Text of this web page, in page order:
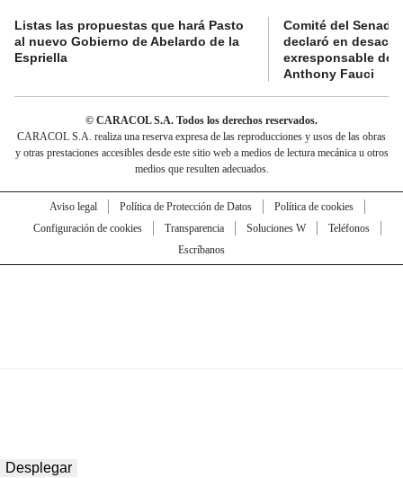
Listas las propuestas que hará Pasto
al nuevo Gobierno de Abelardo de la
Espriella
Comité del Senado
declaró en
exresponsable de
Anthony Fauci
© CARACOL S.A. Todos los derechos reservados.
CARACOL S.A. realiza una reserva expresa de las reproducciones y usos de las obras
y otras prestaciones accesibles desde este sitio web a medios de lectura mecánica u otros
medios que resulten adecuados.
Aviso legal Política de Protección de Datos
Política de cookies
Configuración de cookies
Transparencia Soluciones W
Teléfonos
Escríbanos
Desplegar